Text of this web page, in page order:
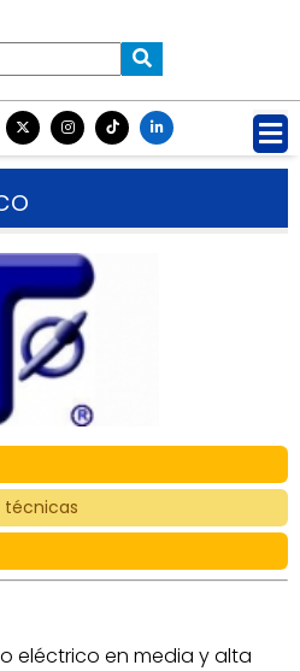
técnicas
eléctrico en media y alta